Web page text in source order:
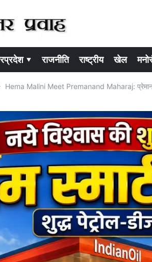
▾ राजनीति राष्ट्रीय खेल
Hema Malini Meet Premanand Maharaj: